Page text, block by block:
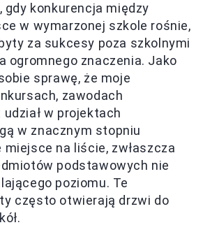
gdy konkurencja między
w wymarzonej szkole rośnie,
za sukcesy poza szkolnymi
ogromnego znaczenia. Jako
sprawę, że moje
zawodach
w projektach
w znacznym stopniu
miejsce na liście, zwłaszcza
podstawowych nie
poziomu. Te
często otwierają drzwi do